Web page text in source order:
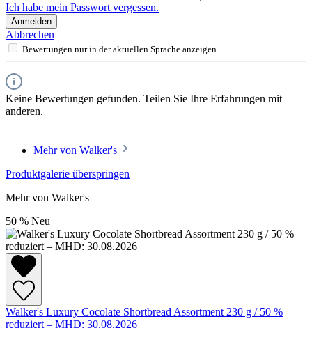
Ich habe mein Passwort vergessen.
Anmelden
Abbrechen
Bewertungen nur in der aktuellen Sprache anzeigen.
Keine Bewertungen gefunden. Teilen Sie Ihre Erfahrungen mit
anderen.
Mehr von Walker's
Produktgalerie überspringen
Mehr von Walker's
50 % Neu
Walker's Luxury Cocolate Shortbread Assortment 230 g / 50 %
reduziert – MHD: 30.08.2026